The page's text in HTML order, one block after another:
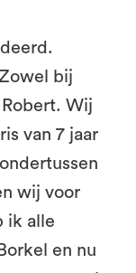
bij
Wij
van 7 jaar
wij voor
ik alle
en nu